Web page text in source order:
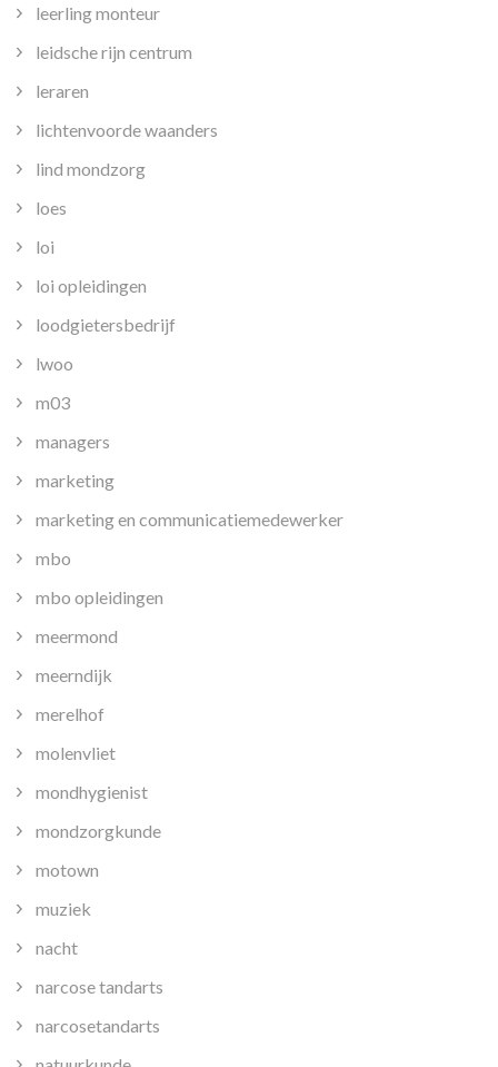
leerling monteur
leidsche rijn centrum
leraren
lichtenvoorde waanders
lind mondzorg
loes
loi
loi opleidingen
loodgietersbedrijf
lwoo
m03
managers
marketing
marketing en communicatiemedewerker
mbo
mbo opleidingen
meermond
meerndijk
merelhof
molenvliet
mondhygienist
mondzorgkunde
motown
muziek
nacht
narcose tandarts
narcosetandarts